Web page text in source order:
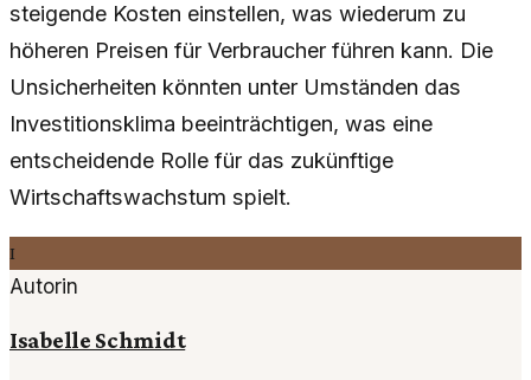
steigende Kosten einstellen, was wiederum zu
höheren Preisen für Verbraucher führen kann. Die
Unsicherheiten könnten unter Umständen das
Investitionsklima beeinträchtigen, was eine
entscheidende Rolle für das zukünftige
Wirtschaftswachstum spielt.
I
Autorin
Isabelle Schmidt